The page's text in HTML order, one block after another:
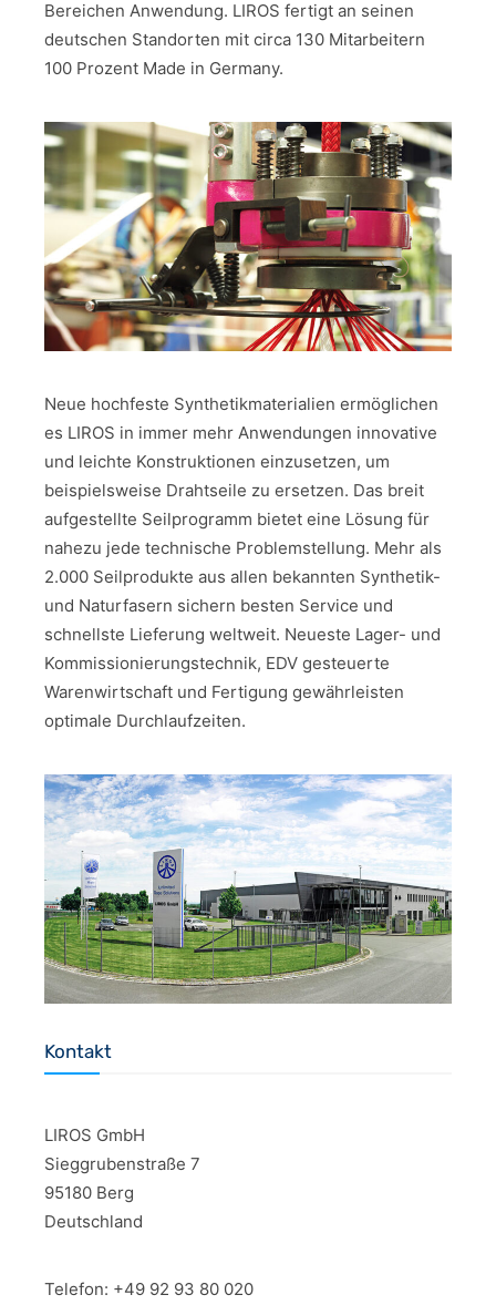
Bereichen Anwendung. LIROS fertigt an seinen
deutschen Standorten mit circa 130 Mitarbeitern
100 Prozent Made in Germany.
Neue hochfeste Synthetikmaterialien ermöglichen
es LIROS in immer mehr Anwendungen innovative
und leichte Konstruktionen einzusetzen, um
beispielsweise Drahtseile zu ersetzen. Das breit
aufgestellte Seilprogramm bietet eine Lösung für
nahezu jede technische Problemstellung. Mehr als
2.000 Seilprodukte aus allen bekannten Synthetik-
und Naturfasern sichern besten Service und
schnellste Lieferung weltweit. Neueste Lager- und
Kommissionierungstechnik, EDV gesteuerte
Warenwirtschaft und Fertigung gewährleisten
optimale Durchlaufzeiten.
Kontakt
LIROS GmbH
Sieggrubenstraße 7
95180 Berg
Deutschland
Telefon: +49 92 93 80 020